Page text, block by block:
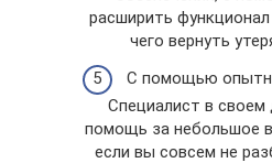
расширить
чего вернуть
С помощью
Специалист в своем
помощь за небольшое
если вы совсем не